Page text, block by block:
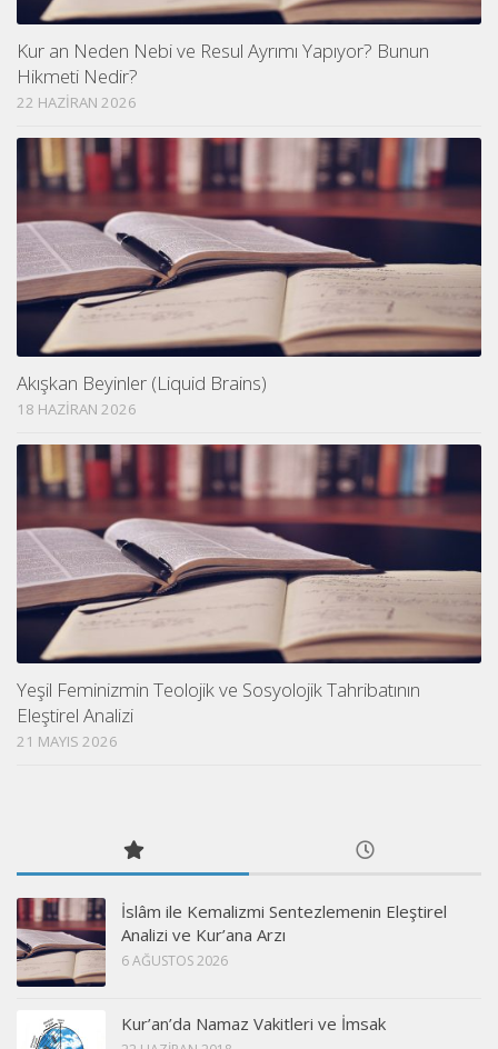
Kur an Neden Nebi ve Resul Ayrımı Yapıyor? Bunun
Hikmeti Nedir?
22 HAZIRAN 2026
Akışkan Beyinler (Liquid Brains)
18 HAZIRAN 2026
Yeşil Feminizmin Teolojik ve Sosyolojik Tahribatının
Eleştirel Analizi
21 MAYIS 2026
İslâm ile Kemalizmi Sentezlemenin Eleştirel
Analizi ve Kur’ana Arzı
6 AĞUSTOS 2026
Kur’an’da Namaz Vakitleri ve İmsak